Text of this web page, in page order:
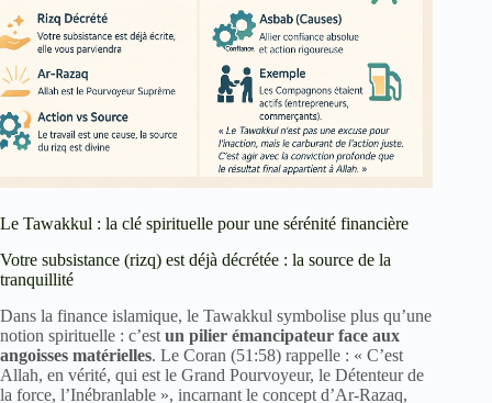
Le Tawakkul : la clé spirituelle pour une sérénité financière
Votre subsistance (rizq) est déjà décrétée : la source de la
tranquillité
Dans la finance islamique, le Tawakkul symbolise plus qu’une
notion spirituelle : c’est un pilier émancipateur face aux
angoisses matérielles. Le Coran (51:58) rappelle : « C’est
Allah, en vérité, qui est le Grand Pourvoyeur, le Détenteur de
la force, l’Inébranlable », incarnant le concept d’Ar-Razaq,